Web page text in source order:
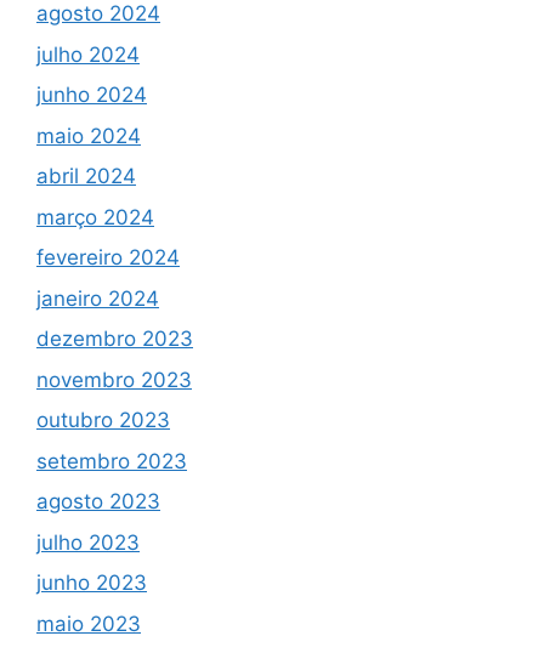
agosto 2024
julho 2024
junho 2024
maio 2024
abril 2024
março 2024
fevereiro 2024
janeiro 2024
dezembro 2023
novembro 2023
outubro 2023
setembro 2023
agosto 2023
julho 2023
junho 2023
maio 2023